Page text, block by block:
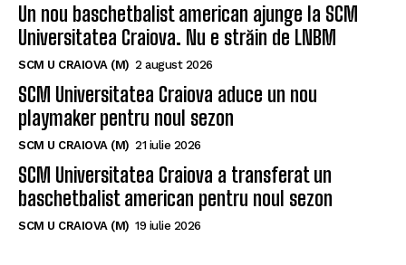
Un nou baschetbalist american ajunge la SCM
Universitatea Craiova. Nu e străin de LNBM
SCM U CRAIOVA (M) 2 august 2026
SCM Universitatea Craiova aduce un nou
playmaker pentru noul sezon
SCM U CRAIOVA (M) 21 iulie 2026
SCM Universitatea Craiova a transferat un
baschetbalist american pentru noul sezon
SCM U CRAIOVA (M) 19 iulie 2026